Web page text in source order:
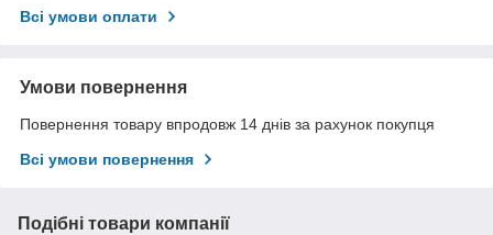
Всі умови оплати
Умови повернення
Повернення товару впродовж 14 днів за рахунок покупця
Всі умови повернення
Подібні товари компанії